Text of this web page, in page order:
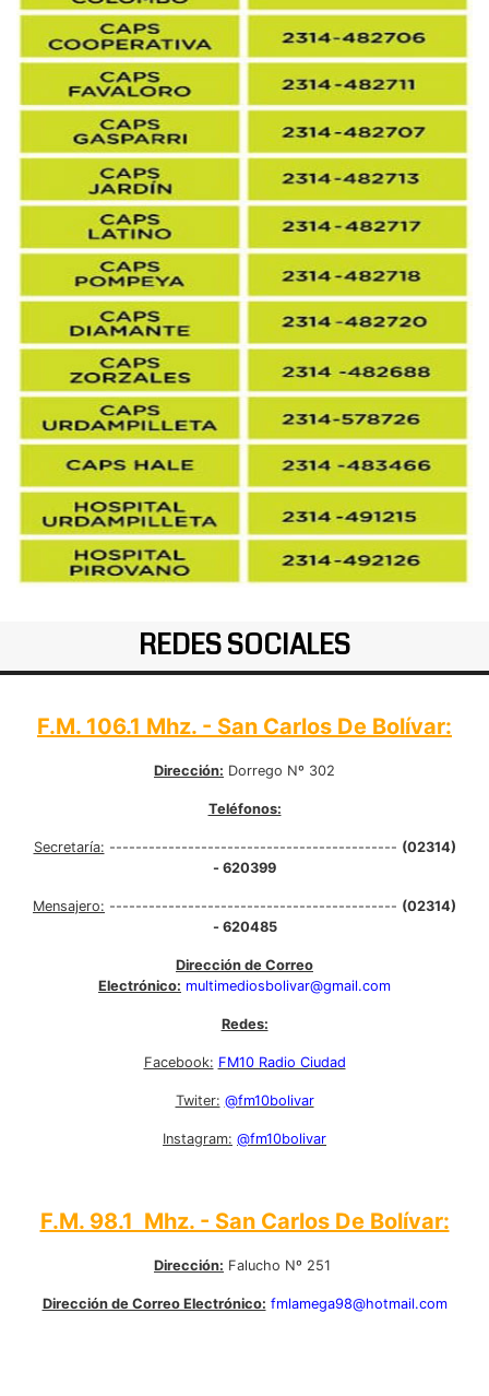
REDES SOCIALES
F.M. 106.1 Mhz. - San Carlos De Bolívar:
Dirección: Dorrego Nº 302
Teléfonos:
Secretaría: -------------------------------------------- (02314)
- 620399
Mensajero: -------------------------------------------- (02314)
- 620485
Dirección de Correo
Electrónico: multimediosbolivar@gmail.com
Redes:
Facebook: FM10 Radio Ciudad
Twiter: @fm10bolivar
Instagram: @fm10bolivar
F.M. 98.1 Mhz. - San Carlos De Bolívar:
Dirección: Falucho Nº 251
Dirección de Correo Electrónico: fmlamega98@hotmail.com